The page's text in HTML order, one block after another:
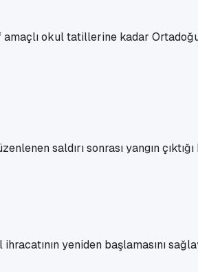
okul tatillerine kadar
saldırı sonrası yangın
yeniden başlamasını